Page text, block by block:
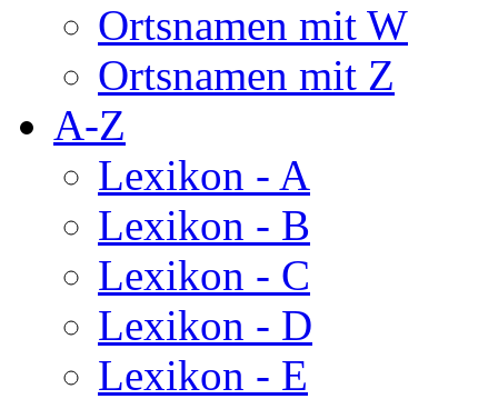
Ortsnamen mit W
Ortsnamen mit Z
A-Z
Lexikon - A
Lexikon - B
Lexikon - C
Lexikon - D
Lexikon - E